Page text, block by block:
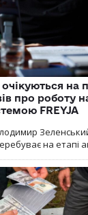
на
про роботу
FREYJA
на етапі